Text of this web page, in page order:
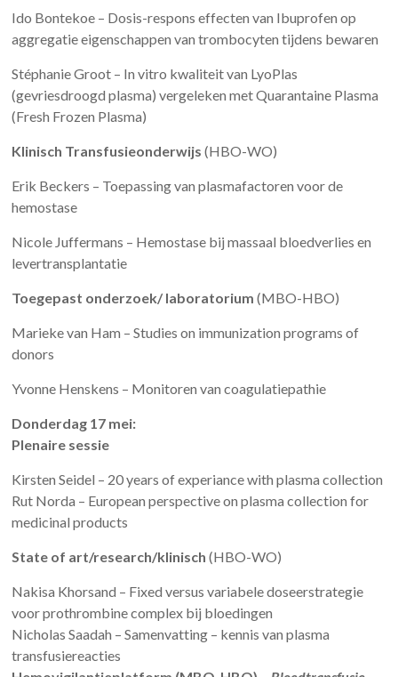
Ido Bontekoe – Dosis-respons effecten van Ibuprofen op
aggregatie eigenschappen van trombocyten tijdens bewaren
Stéphanie Groot – In vitro kwaliteit van LyoPlas
(gevriesdroogd plasma) vergeleken met Quarantaine Plasma
(Fresh Frozen Plasma)
Klinisch Transfusieonderwijs(HBO-WO)
Erik Beckers – Toepassing van plasmafactoren voor de
hemostase
Nicole Juffermans – Hemostase bij massaal bloedverlies en
levertransplantatie
Toegepast onderzoek/ laboratorium(MBO-HBO)
Marieke van Ham – Studies on immunization programs of
donors
Yvonne Henskens – Monitoren van coagulatiepathie
Donderdag 17 mei:
Plenaire sessie
Kirsten Seidel – 20 years of experiance with plasma collection
Rut Norda – European perspective on plasma collection for
medicinal products
State of art/research/klinisch(HBO-WO)
Nakisa Khorsand – Fixed versus variabele doseerstrategie
voor prothrombine complex bij bloedingen
Nicholas Saadah – Samenvatting – kennis van plasma
transfusiereacties